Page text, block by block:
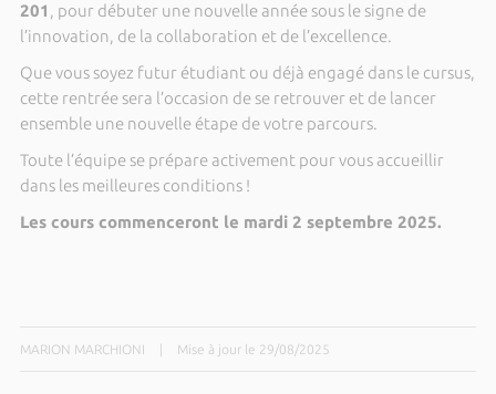
201 , pour débuter une nouvelle année sous le signe de
l’innovation, de la collaboration et de l’excellence.
Que vous soyez futur étudiant ou déjà engagé dans le cursus,
cette rentrée sera l’occasion de se retrouver et de lancer
ensemble une nouvelle étape de votre parcours.
Toute l’équipe se prépare activement pour vous accueillir
dans les meilleures conditions !
Les cours commenceront le mardi 2 septembre 2025.
MARION MARCHIONI Mise à jour le 29/08/2025